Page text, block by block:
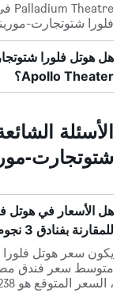
فلورا شتوتجارت-
Apollo Theater؟
الأسئلة
شتوتجارت-
هل الأسعار في هوتل
للمقارنة بفنادق 3 نجوم في شتوتغارت؟
يكون سعر هوتل